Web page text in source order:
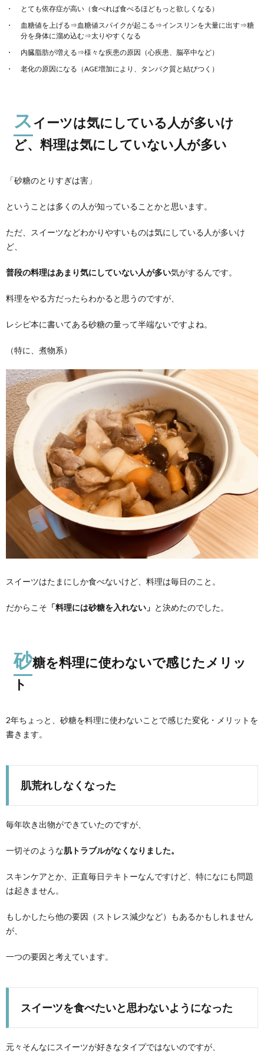
とても依存症が高い（食べれば食べるほどもっと欲しくなる）
血糖値を上げる⇒血糖値スパイクが起こる⇒インスリンを大量に出す⇒糖
分を身体に溜め込む⇒太りやすくなる
内臓脂肪が増える⇒様々な疾患の原因（心疾患、脳卒中など）
老化の原因になる（AGE増加により、タンパク質と結びつく）
スイーツは気にしている人が多いけ
ど、料理は気にしていない人が多い
「砂糖のとりすぎは害」
ということは多くの人が知っていることかと思います。
ただ、スイーツなどわかりやすいものは気にしている人が多いけ
ど、
普段の料理はあまり気にしていない人が多い気がするんです。
料理をやる方だったらわかると思うのですが、
レシピ本に書いてある砂糖の量って半端ないですよね。
（特に、煮物系）
スイーツはたまにしか食べないけど、料理は毎日のこと。
だからこそ 「料理には砂糖を入れない」 と決めたのでした。
砂糖を料理に使わないで感じたメリッ
ト
2年ちょっと、砂糖を料理に使わないことで感じた変化・メリットを
書きます。
肌荒れしなくなった
毎年吹き出物ができていたのですが、
一切そのような肌トラブルがなくなりました。
スキンケアとか、正直毎日テキトーなんですけど、特になにも問題
は起きません。
もしかしたら他の要因（ストレス減少など）もあるかもしれません
が、
一つの要因と考えています。
スイーツを食べたいと思わないようになった
元々そんなにスイーツが好きなタイプではないのですが、